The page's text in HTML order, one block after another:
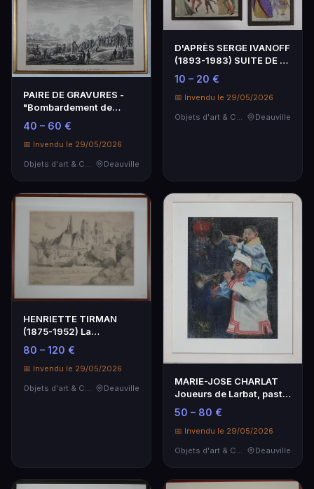
PAIRE DE GRAVURES -
"Bombardement de
Madrid, le 4 décembre
1…
40 – 60 €
📅 Invendu le 29/05/2026
Objets d'art & Curiosités
Deauville
D'APRÈS SERGE IVANOFF
(1893-1983) SUITE DE 4
REPRODUCTIONS r…
10 – 20 €
📅 Invendu le 29/05/2026
Deauville
HENRIETTE TIRMAN
(1875-1952) La
Cathédrale, dessin signé
en …
80 – 120 €
📅 Invendu le 29/05/2026
Objets d'art & Curiosités
Deauville
MARIE-JOSE CHARLAT
Joueurs de Larbat, pastel
signé en bas à …
50 – 80 €
📅 Invendu le 29/05/2026
Objets d'art & Curiosités
Deauville